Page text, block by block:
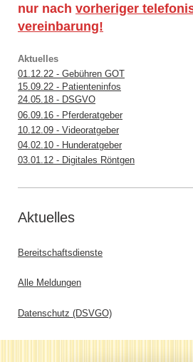
nur nach vorheriger
vereinbarung!
Aktuelles
01.12.22 - Gebühren GOT
15.09.22 - Patienteninfos
24.05.18 - DSGVO
06.09.16 - Pferderatgeber
10.12.09 - Videoratgeber
04.02.10 - Hunderatgeber
03.01.12 - Digitales Röntgen
Aktuelles
Bereitschaftsdienste
Alle Meldungen
Datenschutz (DSVGO)